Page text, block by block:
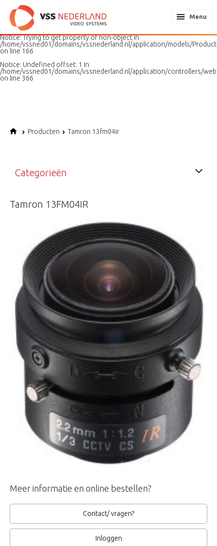
Notice: Undefined variable: page in
/home/vssned01/domains/vssnederland.nl/application/models/
on line
187
Notice: Trying to get property of non-object in
/home/vssned01/domains/vssnederland.nl/application/models/
on line 166
Notice: Undefined offset: 1 in
/home/vssned01/domains/vssnederland.nl/application/controllers/
on line 366
Menu
Producten Tamron 13fm04ir
Categorieën
Tamron 13FM04IR
Meer informatie en online bestellen?
Contact/ vragen?
Inloggen